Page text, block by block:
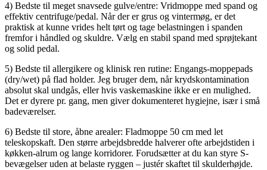
4) Bedste til meget snavsede gulve/entre: Vridmoppe med spand og
effektiv centrifuge/pedal. Når der er grus og vintermøg, er det
praktisk at kunne vrides helt tørt og tage belastningen i spanden
fremfor i håndled og skuldre. Vælg en stabil spand med sprøjtekant
og solid pedal.
5) Bedste til allergikere og klinisk ren rutine: Engangs-moppepads
(dry/wet) på flad holder. Jeg bruger dem, når krydskontamination
absolut skal undgås, eller hvis vaskemaskine ikke er en mulighed.
Det er dyrere pr. gang, men giver dokumenteret hygiejne, især i små
badeværelser.
6) Bedste til store, åbne arealer: Fladmoppe 50 cm med let
teleskopskaft. Den større arbejdsbredde halverer ofte arbejdstiden i
køkken-alrum og lange korridorer. Forudsætter at du kan styre S-
bevægelser uden at belaste ryggen – justér skaftet til skulderhøjde.